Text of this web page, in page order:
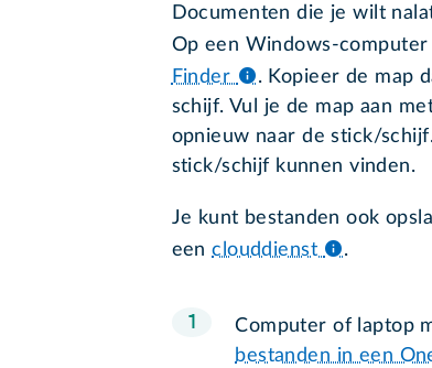
Documenten die je wilt
Op een Windows-
Finder
.Kopieer de map
schijf. Vul je de map aan
opnieuw naar de stick/
stick/schijf kunnen vinden.
Je kunt bestanden ook
eenclouddienst .
Computer of laptop
bestanden in een